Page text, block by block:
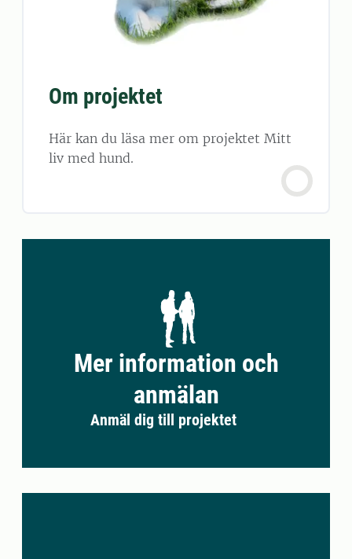
Om projektet
Här kan du läsa mer om projektet Mitt
liv med hund.
Mer information och
anmälan
Anmäl dig till projektet